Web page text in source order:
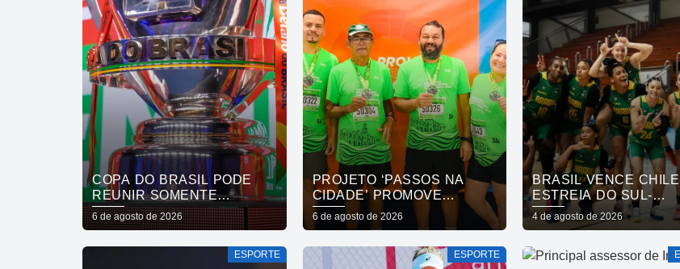
COPA DO BRASIL PODE
REUNIR SOMENTE
CAMPEÕES NAS QUARTAS
DE FINAL
6 de agosto de 2026
PROJETO ‘PASSOS NA
CIDADE’ PROMOVE
INCLUSÃO SOCIAL E
FORTALECE CUIDADO EM
DA CORRIDA
6 de agosto de 2026
BRASIL VENCE
ESTREIA DO SUL-
AMERICANO DE
BASQUETE FEMININO
4 de agosto de 2026
ESPORTE ESPORTE